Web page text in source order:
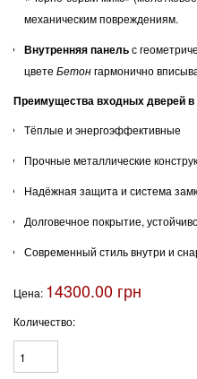
механическим повреждениям.
Внутренняя панельс
цвете Бетонгармонично
Преимущества входных дверей
Тёплые и энергоэффективные
Прочные металлические
Надёжная защита и система
Долговечное покрытие,
Современный стиль внутри и
Цена: 14300.00 грн
Количество: